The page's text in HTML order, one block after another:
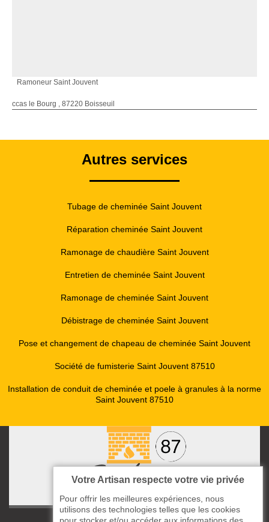
Ramoneur Saint Jouvent
ccas le Bourg , 87220 Boisseuil
Autres services
Tubage de cheminée Saint Jouvent
Réparation cheminée Saint Jouvent
Ramonage de chaudière Saint Jouvent
Entretien de cheminée Saint Jouvent
Ramonage de cheminée Saint Jouvent
Débistrage de cheminée Saint Jouvent
Pose et changement de chapeau de cheminée Saint Jouvent
Société de fumisterie Saint Jouvent 87510
Installation de conduit de cheminée et poele à granules à la norme
Saint Jouvent 87510
Votre Artisan respecte votre vie privée
Pour offrir les meilleures expériences, nous
utilisons des technologies telles que les cookies